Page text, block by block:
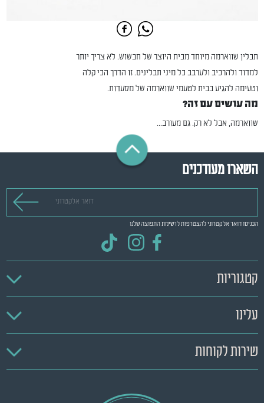
תבלין שווארמה מיוחד מבית היוצר של חבשוש. לא צריך יותר
למדוד ולהרכיב ולערבב כל מיני תבלינים. זו הדרך הכי קלה
וטעימה להגיע בבית לטעמי שווארמה של מסעדות.
מה עושים עם זה?
שווארמה, אבל לא רק. גם מעורב...
השארו מעודכנים
הכניסו דואר אלקטרוני להצטרפות לרשימת התפוצה שלנו
קטגוריות
עלינו
שירות לקוחות